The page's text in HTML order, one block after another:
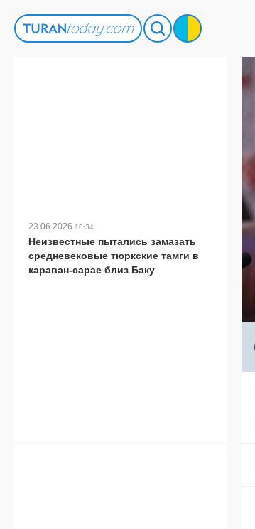
23.06.2026 10:34
Неизвестные пытались замазать
средневековые тюркские тамги в
караван-сарае близ Баку